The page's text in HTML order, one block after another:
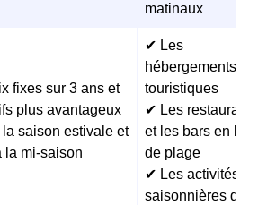
matinaux
fixes sur 3 ans et
plus avantageux
la saison estivale et
la mi-saison
✔ Les
hébergements
touristiques
✔ Les restaurants
et les bars en
de plage
✔ Les activités
saisonnières